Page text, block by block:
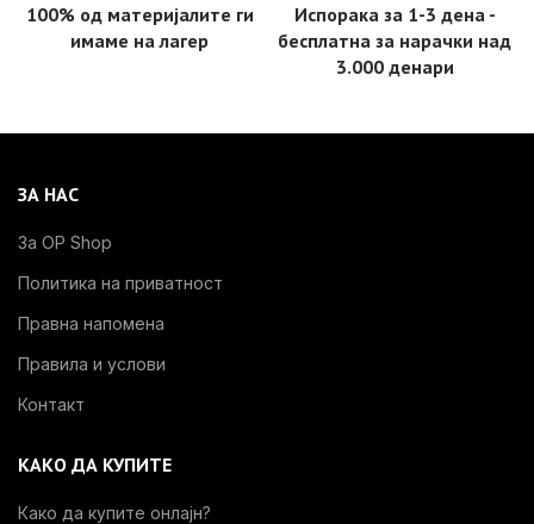
100% од материјалите ги
имаме на лагер
Испорака за 1-3 дена -
бесплатнa за нарачки над
3.000 денари
ЗА НАС
За OP Shop
Политика на приватност
Правна напомена
Правила и услови
Контакт
КАКО ДА КУПИТЕ
Како да купите онлајн?